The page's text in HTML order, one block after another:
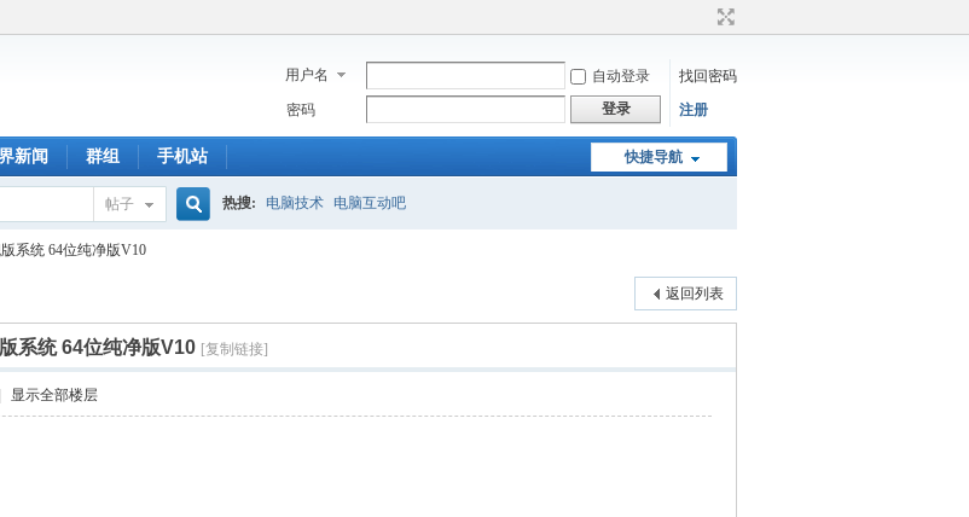
用户名 自动登录
找回密码
密码
登录 注册
快捷导航
新闻 群组 手机站
帖子
索
热搜: 电脑技术 电脑互动吧
系统 64位纯净版V10
返回列表
系统 64位纯净版V10 [复制链接]
显示全部楼层